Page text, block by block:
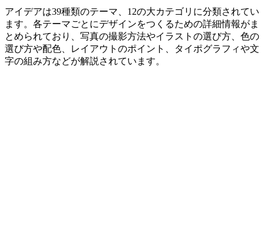
アイデアは39種類のテーマ、12の大カテゴリに分類されてい
ます。各テーマごとにデザインをつくるための詳細情報がま
とめられており、写真の撮影方法やイラストの選び方、色の
選び方や配色、レイアウトのポイント、タイポグラフィや文
字の組み方などが解説されています。